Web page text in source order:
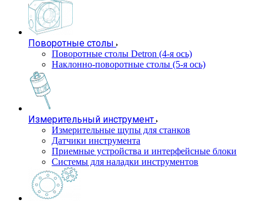
Поворотные столы
Поворотные столы Detron (4-я ось)
Наклонно-поворотные столы (5-я ось)
Измерительный инструмент
Измерительные щупы для станков
Датчики инструмента
Приемные устройства и интерфейсные блоки
Системы для наладки инструментов